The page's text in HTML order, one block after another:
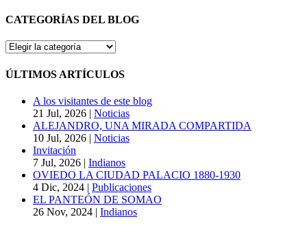
CATEGORÍAS DEL BLOG
CATEGORÍAS
BLOG
ÚLTIMOS ARTÍCULOS
A los visitantes de este blog
21 Jul, 2026 | Noticias
ALEJANDRO, UNA MIRADA COMPARTIDA
10 Jul, 2026 | Noticias
Invitación
7 Jul, 2026 | Indianos
OVIEDO LA CIUDAD PALACIO 1880-1930
4 Dic, 2024 | Publicaciones
EL PANTEÓN DE SOMAO
26 Nov, 2024 | Indianos